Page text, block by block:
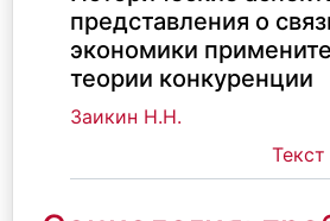
представления о
экономики
теории конкуренции
Заикин Н.Н.
Текст